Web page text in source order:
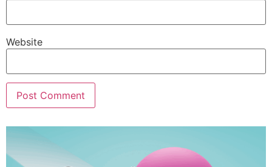
Website